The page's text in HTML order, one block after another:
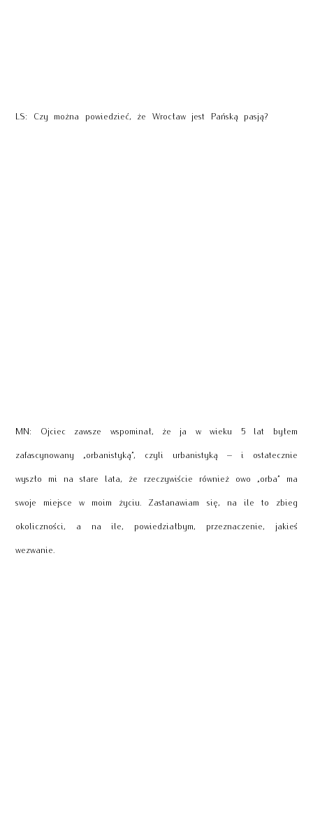
LS: Czy można powiedzieć, że Wrocław jest Pańską pasją?
MN: Ojciec zawsze wspominał, że ja w wieku 5 lat byłem
zafascynowany „orbanistyką”, czyli urbanistyką – i ostatecznie
wyszło mi na stare lata, że rzeczywiście również owo „orba” ma
swoje miejsce w moim życiu. Zastanawiam się, na ile to zbieg
okoliczności, a na ile, powiedziałbym, przeznaczenie, jakieś
wezwanie.